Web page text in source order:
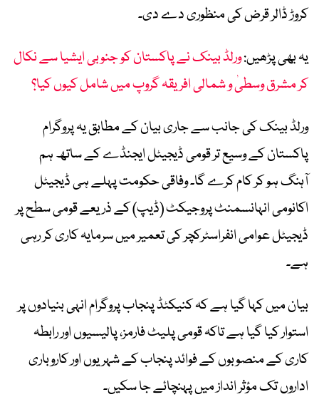
کروڑ ڈالر قرض کی منظوری دے دی۔
یہ بھی پڑھیں:ورلڈ بینک نے پاکستان کو جنوبی ایشیا سے نکال
کر مشرق وسطیٰ و شمالی افریقہ گروپ میں شامل کیوں کیا؟
ورلڈ بینک کی جانب سے جاری بیان کے مطابق یہ پروگرام
پاکستان کے وسیع تر قومی ڈیجیٹل ایجنڈے کے ساتھ ہم
آہنگ ہو کر کام کرے گا۔ وفاقی حکومت پہلے ہی ڈیجیٹل
اکانومی انہانسمنٹ پروجیکٹ (ڈیپ) کے ذریعے قومی سطح پر
ڈیجیٹل عوامی انفراسٹرکچر کی تعمیر میں سرمایہ کاری کر رہی
ہے۔
بیان میں کہا گیا ہے کہ کنیکٹڈ پنجاب پروگرام انہی بنیادوں پر
استوار کیا گیا ہے تاکہ قومی پلیٹ فارمز، پالیسیوں اور رابطہ
کاری کے منصوبوں کے فوائد پنجاب کے شہریوں اور کاروباری
اداروں تک مؤثر انداز میں پہنچائے جا سکیں۔